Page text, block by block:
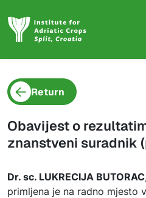
Return
Obavijest o
znanstveni suradnik
Dr. sc. LUKRECIJA
primljena je na radno mjesto